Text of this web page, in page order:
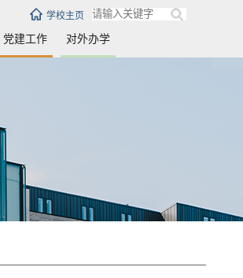
学校主页
党建工作 对外办学